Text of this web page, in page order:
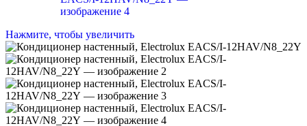
Нажмите, чтобы увеличить